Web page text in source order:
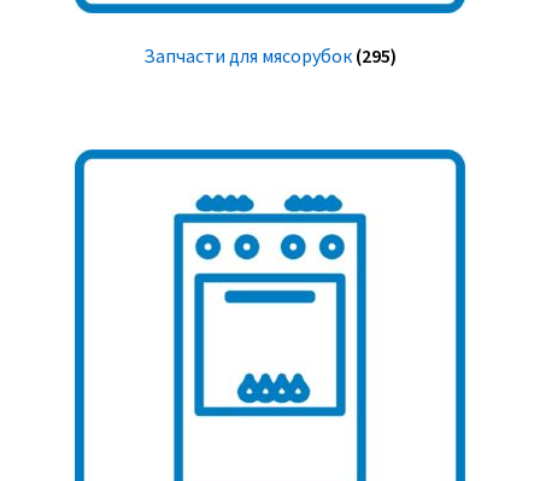
Запчасти для мясорубок (295)